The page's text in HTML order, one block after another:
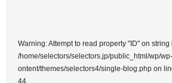
Warning: Attempt to read property "ID" on string
/home/selectors/selectors.jp/public_html/wp/
ontent/themes/selectors4/single-blog.php on
44